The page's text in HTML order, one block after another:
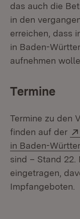
das auch die
in den
erreichen, dass
in Baden-
aufnehmen
Termine
Termine zu den
finden auf der
in Baden-
sind – Stand 22.
eingetragen,
Impfangeboten.